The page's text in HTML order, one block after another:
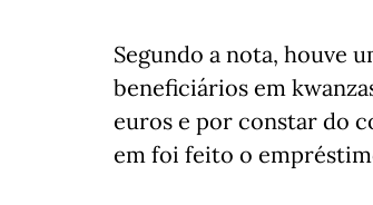
Segundo a nota, houve
beneficiários em
euros e por constar do
em foi feito o